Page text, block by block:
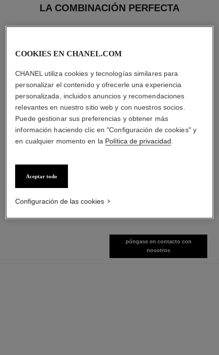
LA COMBINACIÓN PERFECTA
Ver información
póngase en contacto con
nosotros
COOKIES EN CHANEL.COM
CHANEL utiliza cookies y tecnologías similares para
personalizar el contenido y ofrecerle una experiencia
personalizada, incluidos anuncios y recomendaciones
relevantes en nuestro sitio web y con nuestros socios.
Puede gestionar sus preferencias y obtener más
información haciendo clic en "Configuración de cookies" y
en cualquier momento en la Política de privacidad
Aceptar todo
Configuración de las cookies